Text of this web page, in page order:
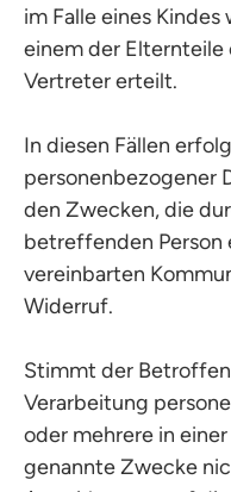
im Falle eines
einem der
Vertreter erteilt.
In diesen Fällen
personenbezogener
den Zwecken, die
betreffenden Person
vereinbarten
Widerruf.
Stimmt der
Verarbeitung
oder mehrere in
genannte Zwecke